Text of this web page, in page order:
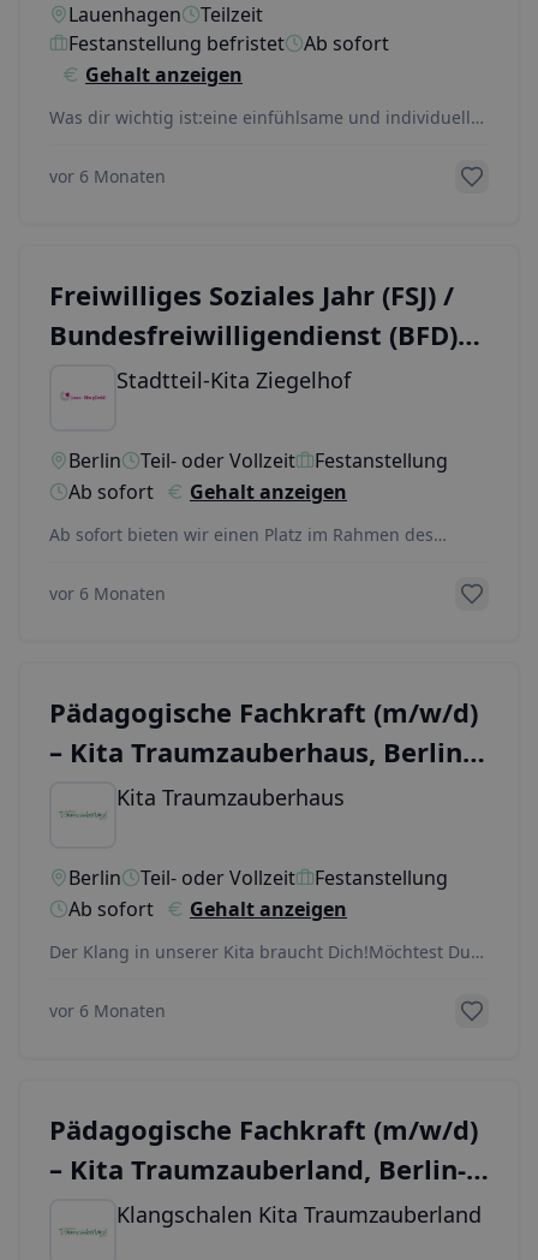
Lauenhagen
Teilzeit
Festanstellung befristet
Ab sofort
Gehalt anzeigen
Was dir wichtig ist:eine einfühlsame und individuelle
vor 6 Monaten
Freiwilliges Soziales Jahr (FSJ) /
Bundesfreiwilligendienst (BFD)
in der Kita
Stadtteil-Kita Ziegelhof
Berlin Teil- oder Vollzeit
Festanstellung
Ab sofort
Gehalt anzeigen
Ab sofort bieten wir einen Platz im Rahmen des
vor 6 Monaten
Pädagogische Fachkraft (m/w/d)
– Kita Traumzauberhaus, Berlin-
Kaulsdorf Süd
Kita Traumzauberhaus
Berlin Teil- oder Vollzeit
Festanstellung
Ab sofort
Gehalt anzeigen
Der Klang in unserer Kita braucht Dich!Möchtest Du
vor 6 Monaten
Pädagogische Fachkraft (m/w/d)
– Kita Traumzauberland, Berlin-
Friedrichshagen
Klangschalen Kita Traumzauberland